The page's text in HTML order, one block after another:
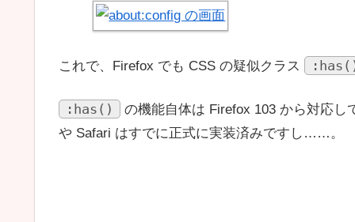
これで、Firefox でも CSS の疑似クラス
:has()
の機能自体は Firefox 103 から対応し
や Safari はすでに正式に実装済みですし……。